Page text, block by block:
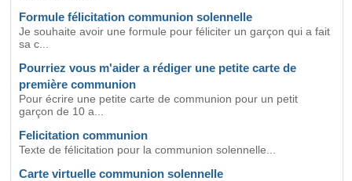
Formule félicitation communion solennelle
Je souhaite avoir une formule pour féliciter un garçon qui a fait
sa c...
Pourriez vous m'aider a rédiger une petite carte de
première communion
Pour écrire une petite carte de communion pour un petit
garçon de 10 a...
Felicitation communion
Texte de félicitation pour la communion solennelle...
Carte virtuelle communion solennelle